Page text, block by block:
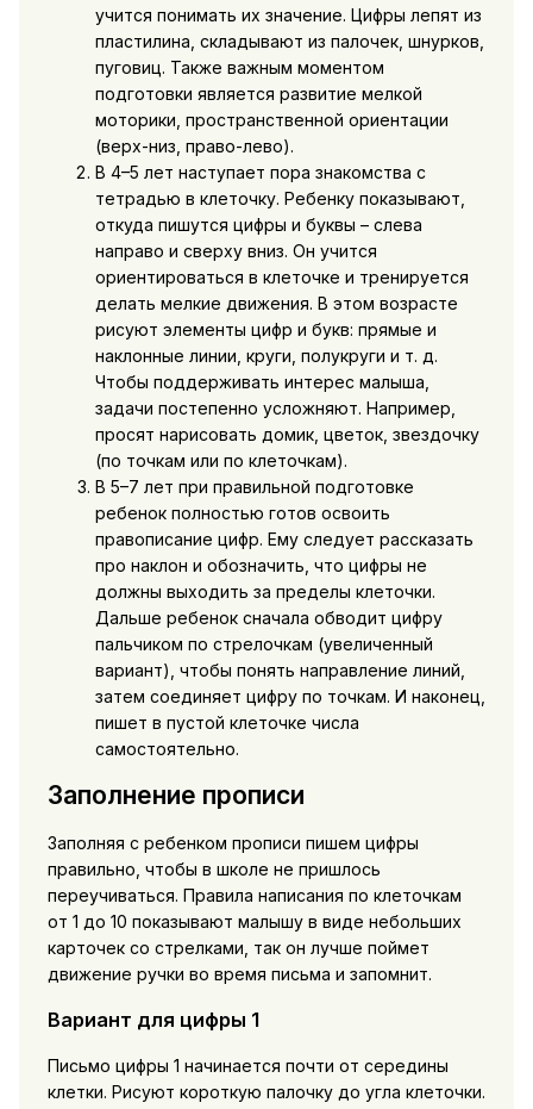
учится понимать их значение. Цифры лепят из
пластилина, складывают из палочек, шнурков,
пуговиц. Также важным моментом
подготовки является развитие мелкой
моторики, пространственной ориентации
(верх-низ, право-лево).
В 4–5 лет наступает пора знакомства с
тетрадью в клеточку. Ребенку показывают,
откуда пишутся цифры и буквы – слева
направо и сверху вниз. Он учится
ориентироваться в клеточке и тренируется
делать мелкие движения. В этом возрасте
рисуют элементы цифр и букв: прямые и
наклонные линии, круги, полукруги и т. д.
Чтобы поддерживать интерес малыша,
задачи постепенно усложняют. Например,
просят нарисовать домик, цветок, звездочку
(по точкам или по клеточкам).
В 5–7 лет при правильной подготовке
ребенок полностью готов освоить
правописание цифр. Ему следует рассказать
про наклон и обозначить, что цифры не
должны выходить за пределы клеточки.
Дальше ребенок сначала обводит цифру
пальчиком по стрелочкам (увеличенный
вариант), чтобы понять направление линий,
затем соединяет цифру по точкам. И наконец,
пишет в пустой клеточке числа
самостоятельно.
Заполнение прописи
Заполняя с ребенком прописи пишем цифры
правильно, чтобы в школе не пришлось
переучиваться. Правила написания по клеточкам
от 1 до 10 показывают малышу в виде небольших
карточек со стрелками, так он лучше поймет
движение ручки во время письма и запомнит.
Вариант для цифры 1
Письмо цифры 1 начинается почти от середины
клетки. Рисуют короткую палочку до угла клеточки.